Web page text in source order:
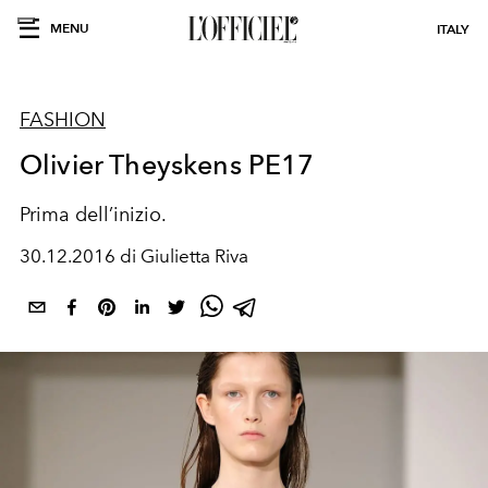
MENU ITALY
FASHION
Olivier Theyskens PE17
Prima dell’inizio.
30.12.2016 di Giulietta Riva